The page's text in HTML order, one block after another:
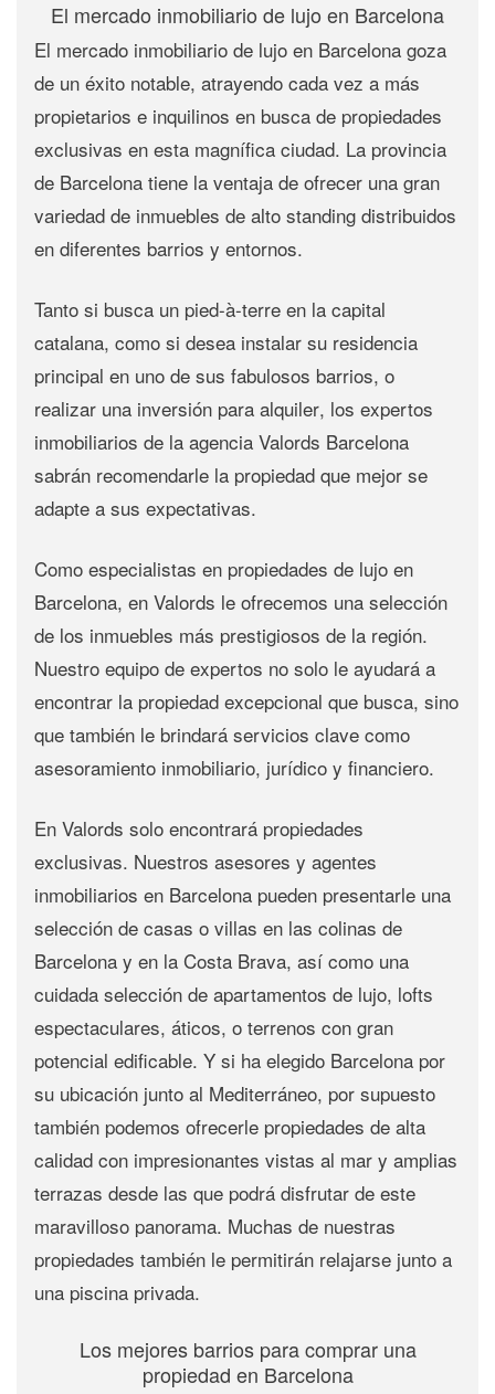
El mercado inmobiliario de lujo en Barcelona
El mercado inmobiliario de lujo en Barcelona goza
de un éxito notable, atrayendo cada vez a más
propietarios e inquilinos en busca de propiedades
exclusivas en esta magnífica ciudad. La provincia
de Barcelona tiene la ventaja de ofrecer una gran
variedad de inmuebles de alto standing distribuidos
en diferentes barrios y entornos.
Tanto si busca un pied-à-terre en la capital
catalana, como si desea instalar su residencia
principal en uno de sus fabulosos barrios, o
realizar una inversión para alquiler, los expertos
inmobiliarios de la agencia Valords Barcelona
sabrán recomendarle la propiedad que mejor se
adapte a sus expectativas.
Como especialistas en propiedades de lujo en
Barcelona, en Valords le ofrecemos una selección
de los inmuebles más prestigiosos de la región.
Nuestro equipo de expertos no solo le ayudará a
encontrar la propiedad excepcional que busca, sino
que también le brindará servicios clave como
asesoramiento inmobiliario, jurídico y financiero.
En Valords solo encontrará propiedades
exclusivas. Nuestros asesores y agentes
inmobiliarios en Barcelona pueden presentarle una
selección de casas o villas en las colinas de
Barcelona y en la Costa Brava, así como una
cuidada selección de apartamentos de lujo, lofts
espectaculares, áticos, o terrenos con gran
potencial edificable. Y si ha elegido Barcelona por
su ubicación junto al Mediterráneo, por supuesto
también podemos ofrecerle propiedades de alta
calidad con impresionantes vistas al mar y amplias
terrazas desde las que podrá disfrutar de este
maravilloso panorama. Muchas de nuestras
propiedades también le permitirán relajarse junto a
una piscina privada.
Los mejores barrios para comprar una
propiedad en Barcelona